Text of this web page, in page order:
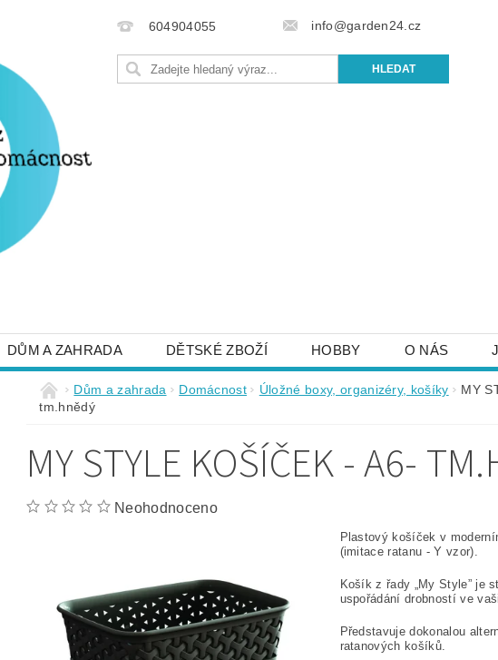
604904055 info@garden24.cz
DŮM A ZAHRADA DĚTSKÉ ZBOŽÍ HOBBY O NÁS
NAPIŠTE NÁM OBCHODNÍ PODMÍNKY KONTAKTY
Dům a zahrada Domácnost Úložné boxy, organizéry, košíky
MY
tm.hnědý
MY STYLE KOŠÍČEK - A6-
Neohodnoceno
Plastový košíček v
(imitace ratanu - Y vzor).
Košík z řady „My Style” je
uspořádání drobností ve
Představuje dokonalou
ratanových košíků.